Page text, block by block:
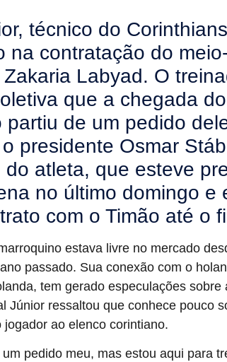
técnico do
na contratação do
Labyad. O
que a chegada
partiu de um pedido
presidente Osmar
do atleta, que esteve
no último domingo e
com o Timão até o
estava livre no mercado
passado. Sua conexão com o
tem gerado especulações sobre
Júnior ressaltou que conhece pouco
ao elenco corintiano.
pedido meu, mas estou aqui para